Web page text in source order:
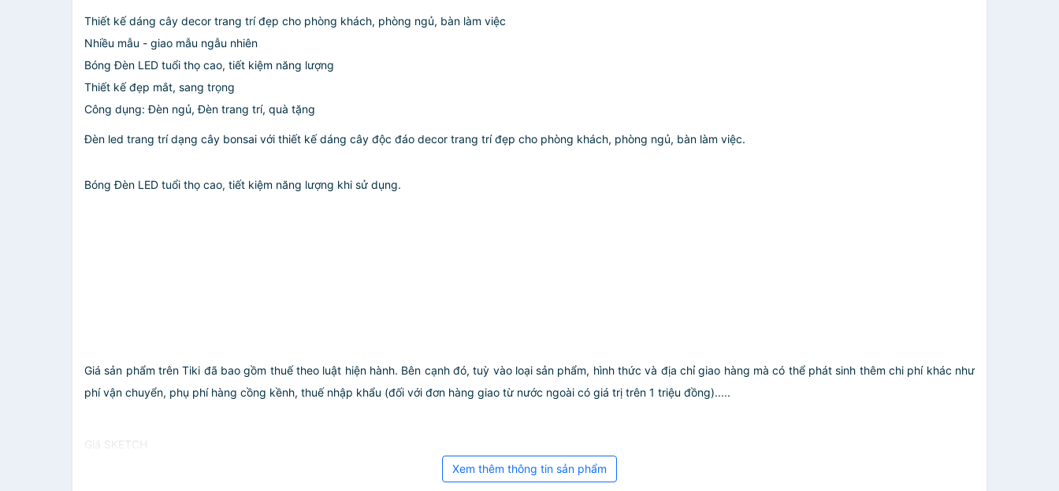
Thiết kế dáng cây decor trang trí đẹp cho phòng khách, phòng ngủ, bàn làm việc
Nhiều mẫu - giao mẫu ngẫu nhiên
Bóng Đèn LED tuổi thọ cao, tiết kiệm năng lượng
Thiết kế đẹp mắt, sang trọng
Công dụng: Đèn ngủ, Đèn trang trí, quà tặng
Đèn led trang trí dạng cây bonsai với thiết kế dáng cây độc đáo decor trang trí đẹp cho phòng khách, phòng ngủ, bàn làm việc.
Bóng Đèn LED tuổi thọ cao, tiết kiệm năng lượng khi sử dụng.
Giá sản phẩm trên Tiki đã bao gồm thuế theo luật hiện hành. Bên cạnh đó, tuỳ vào loại sản phẩm, hình thức và địa chỉ giao hàng mà có thể phát sinh thêm chi phí khác như
phí vận chuyển, phụ phí hàng cồng kềnh, thuế nhập khẩu (đối với đơn hàng giao từ nước ngoài có giá trị trên 1 triệu đồng).....
Giá SKETCH
Xem thêm thông tin sản phẩm